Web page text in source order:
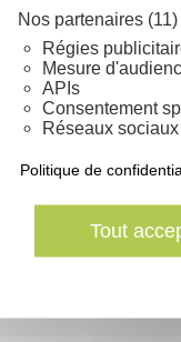
Nos partenaires (11)
Régies
Mesure
APIs
Consentement
Réseaux sociaux
Tout
Politique de